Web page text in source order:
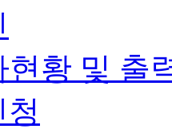
현황 및 출